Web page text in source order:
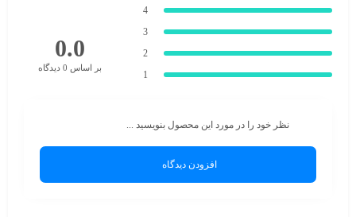
4
3
2
1
0.0
بر اساس 0 دیدگاه
نظر خود را در مورد این محصول بنویسید ...
افزودن دیدگاه